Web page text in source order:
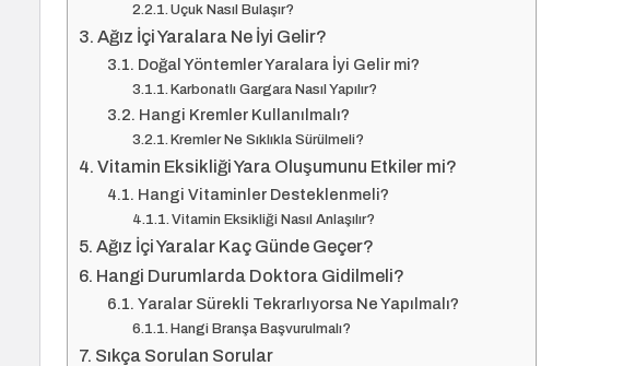
Uçuk Nasıl Bulaşır?
Ağız İçi Yaralara Ne İyi Gelir?
Doğal Yöntemler Yaralara İyi Gelir mi?
Karbonatlı Gargara Nasıl Yapılır?
Hangi Kremler Kullanılmalı?
Kremler Ne Sıklıkla Sürülmeli?
Vitamin Eksikliği Yara Oluşumunu Etkiler mi?
Hangi Vitaminler Desteklenmeli?
Vitamin Eksikliği Nasıl Anlaşılır?
Ağız İçi Yaralar Kaç Günde Geçer?
Hangi Durumlarda Doktora Gidilmeli?
Yaralar Sürekli Tekrarlıyorsa Ne Yapılmalı?
Hangi Branşa Başvurulmalı?
Sıkça Sorulan Sorular